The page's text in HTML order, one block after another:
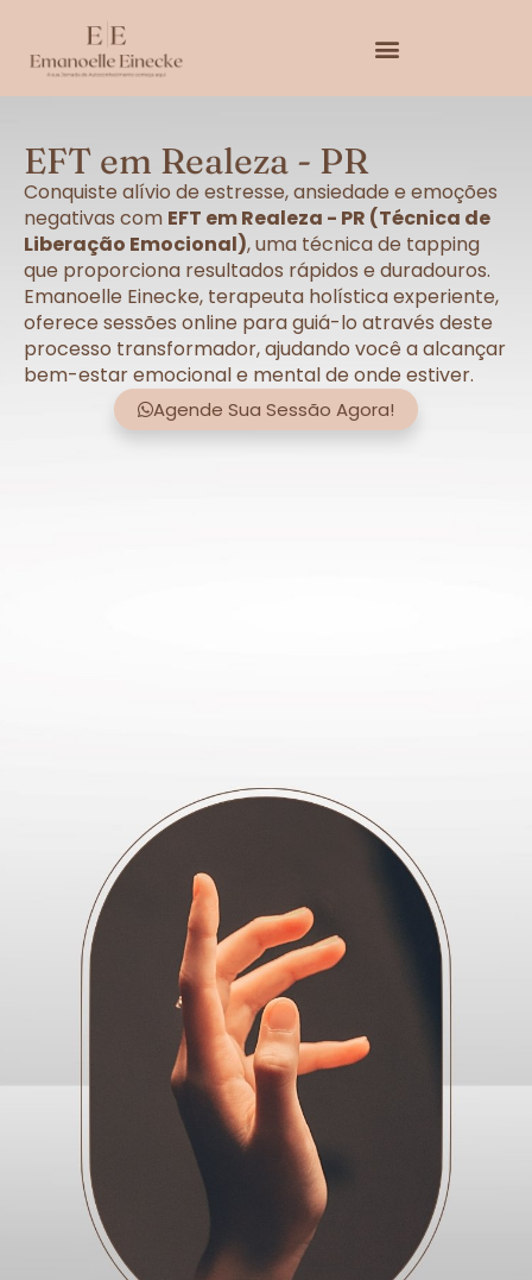
EFT em Realeza - PR
Conquiste alívio de estresse, ansiedade e emoções
negativas com EFT em Realeza - PR (Técnica de
Liberação Emocional), uma técnica de tapping
que proporciona resultados rápidos e duradouros.
Emanoelle Einecke, terapeuta holística experiente,
oferece sessões online para guiá-lo através deste
processo transformador, ajudando você a alcançar
bem-estar emocional e mental de onde estiver.
Agende Sua Sessão Agora!